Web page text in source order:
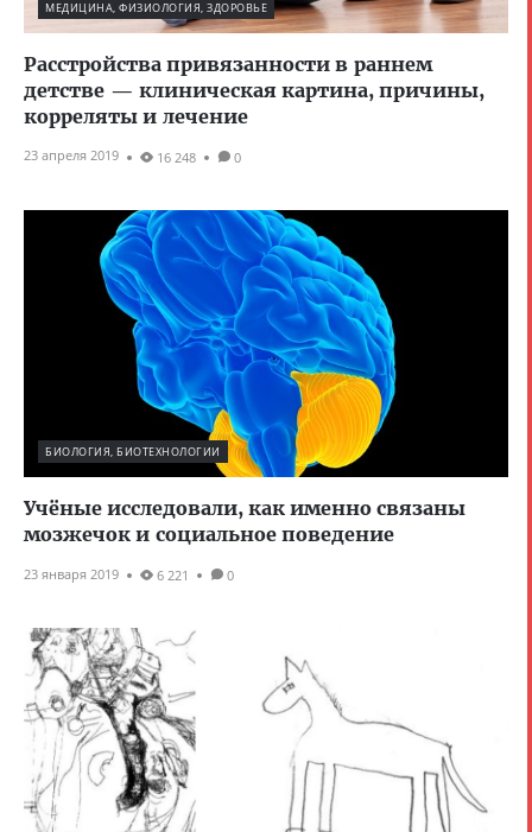
МЕДИЦИНА, ФИЗИОЛОГИЯ, ЗДОРОВЬЕ
Расстройства привязанности в раннем
детстве — клиническая картина, причины,
корреляты и лечение
23 апреля 2019 16 248 0
БИОЛОГИЯ, БИОТЕХНОЛОГИИ
Учёные исследовали, как именно связаны
мозжечок и социальное поведение
23 января 2019 6 221 0